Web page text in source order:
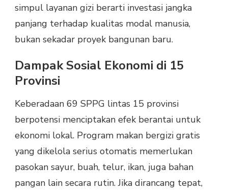
simpul layanan gizi berarti investasi jangka
panjang terhadap kualitas modal manusia,
bukan sekadar proyek bangunan baru.
Dampak Sosial Ekonomi di 15
Provinsi
Keberadaan 69 SPPG lintas 15 provinsi
berpotensi menciptakan efek berantai untuk
ekonomi lokal. Program makan bergizi gratis
yang dikelola serius otomatis memerlukan
pasokan sayur, buah, telur, ikan, juga bahan
pangan lain secara rutin. Jika dirancang tepat,